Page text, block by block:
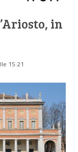
in
15:21